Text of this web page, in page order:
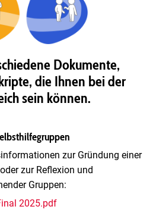
Dokumente,
die Ihnen bei der
sein können.
zur Gründung einer
zur Reflexion und
Gruppen:
2025.pdf